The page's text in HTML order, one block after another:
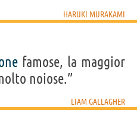
HARUKI MURAKAMI
famose, la maggior
noiose.”
LIAM GALLAGHER